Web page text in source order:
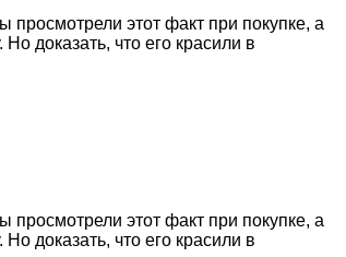
этот факт при покупке, а
доказать, что его красили в
этот факт при покупке, а
доказать, что его красили в